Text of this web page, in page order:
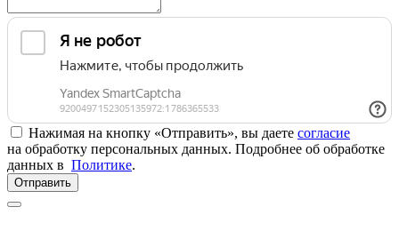
Нажимая на кнопку «Отправить», вы даете согласие
на обработку персональных данных. Подробнее об обработке
данных в Политике.
Отправить